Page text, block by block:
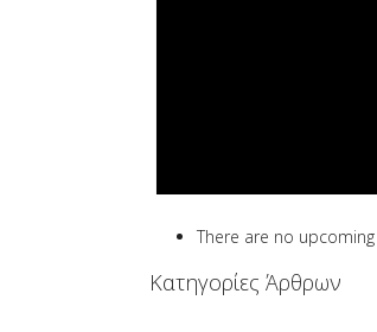
There are no upcoming
Κατηγορίες Άρθρων